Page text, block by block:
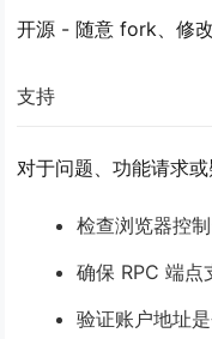
开源 - 随意 fork、修
支持
对于问题、功能请求或
检查浏览器控
确保 RPC 端点
验证账户地址